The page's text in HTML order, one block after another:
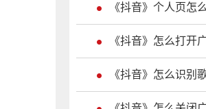
《抖音》个人页怎
《抖音》怎么打开
《抖音》怎么识别